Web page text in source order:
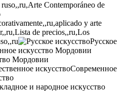
Contemporáneo de
y arte
de precios,,ru,Los
Русское
Мордовии
Современное